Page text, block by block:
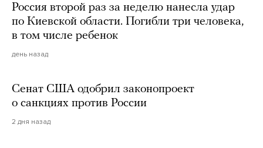
Россия второй раз за неделю нанесла удар
по Киевской области. Погибли три человека,
в том числе ребенок
день назад
Сенат США одобрил законопроект
о санкциях против России
2 дня назад